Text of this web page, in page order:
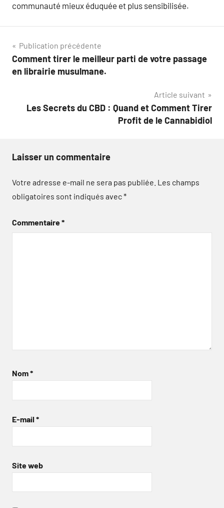
communauté mieux éduquée et plus sensibilisée.
Navigation
de
Publication précédente
Comment tirer le meilleur parti de votre passage
en librairie musulmane.
Article suivant
Les Secrets du CBD : Quand et Comment Tirer
Profit de le Cannabidiol
Laisser un commentaire
Votre adresse e-mail ne sera pas publiée. Les champs
obligatoires sont indiqués avec*
Commentaire*
Nom*
E-mail *
Site web